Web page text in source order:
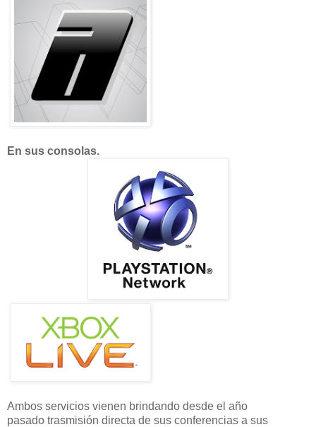
En sus consolas.
Ambos servicios vienen brindando desde el año
pasado trasmisión directa de sus conferencias a sus